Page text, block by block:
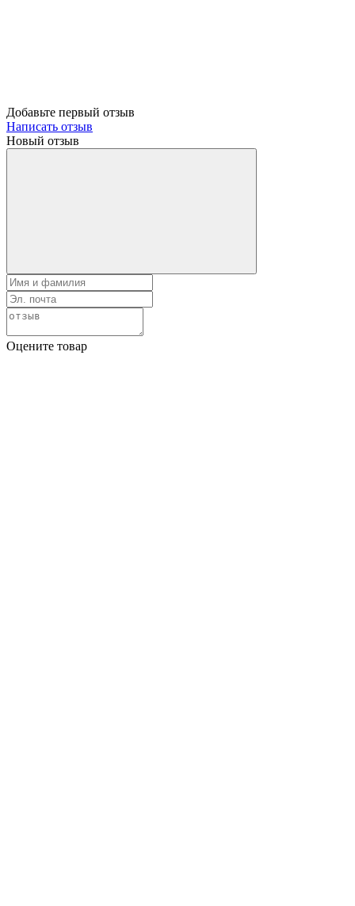
Добавьте первый отзыв
Написать отзыв
Новый отзыв
Оцените товар